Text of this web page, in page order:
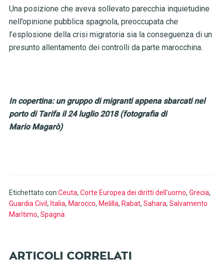
Una posizione che aveva sollevato parecchia inquietudine
nell’opinione pubblica spagnola, preoccupata che
l’esplosione della crisi migratoria sia la conseguenza di un
presunto allentamento dei controlli da parte marocchina.
In copertina: un gruppo di migranti appena sbarcati nel
porto di Tarifa il 24 luglio 2018 (fotografia di
Mario Magarò)
Etichettato con:Ceuta, Corte Europea dei diritti dell'uomo, Grecia,
Guardia Civil , Italia, Marocco, Melilla, Rabat, Sahara, Salvamento
Marìtimo, Spagna